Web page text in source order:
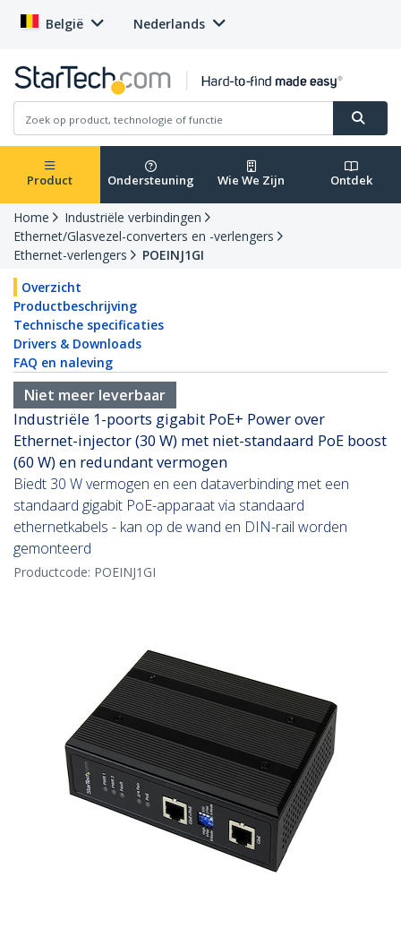
België Nederlands
Product Ondersteuning Wie We Zijn Ontdek
Home
Industriële verbindingen
Ethernet/Glasvezel-converters en -verlengers
Ethernet-verlengers
POEINJ1GI
Overzicht
Productbeschrijving
Technische specificaties
Drivers & Downloads
FAQ en naleving
Niet meer leverbaar
Industriële 1-poorts gigabit PoE+ Power over
Ethernet-injector (30 W) met niet-standaard PoE boost
(60 W) en redundant vermogen
Biedt 30 W vermogen en een dataverbinding met een
standaard gigabit PoE-apparaat via standaard
ethernetkabels - kan op de wand en DIN-rail worden
gemonteerd
Productcode: POEINJ1GI